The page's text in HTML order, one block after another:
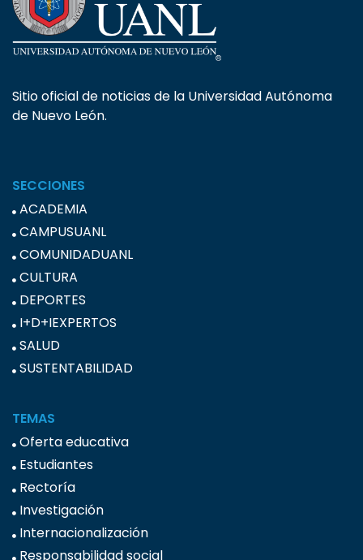
Sitio oficial de noticias de la Universidad Autónoma
de Nuevo León.
SECCIONES
ACADEMIA
CAMPUSUANL
COMUNIDADUANL
CULTURA
DEPORTES
I+D+IEXPERTOS
SALUD
SUSTENTABILIDAD
TEMAS
Oferta educativa
Estudiantes
Rectoría
Investigación
Internacionalización
Responsabilidad social